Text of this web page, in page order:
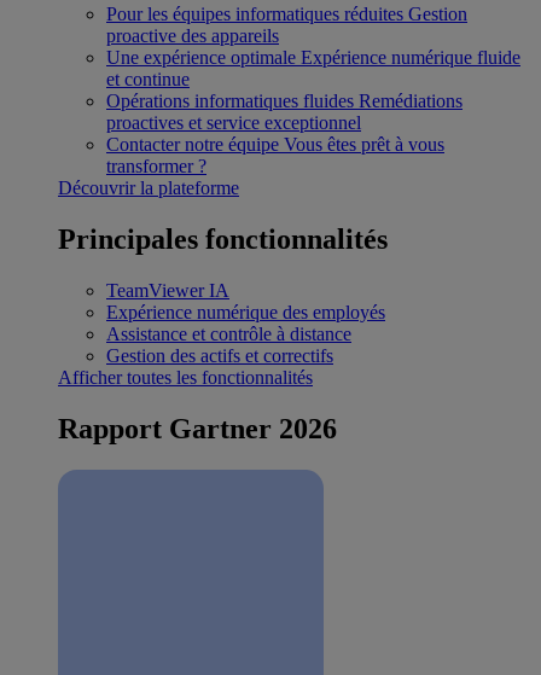
Pour les équipes informatiques réduites Gestion
proactive des appareils
Une expérience optimale Expérience numérique fluide
et continue
Opérations informatiques fluides Remédiations
proactives et service exceptionnel
Contacter notre équipe Vous êtes prêt à vous
transformer ?
Découvrir la plateforme
Principales fonctionnalités
TeamViewer IA
Expérience numérique des employés
Assistance et contrôle à distance
Gestion des actifs et correctifs
Afficher toutes les fonctionnalités
Rapport Gartner 2026